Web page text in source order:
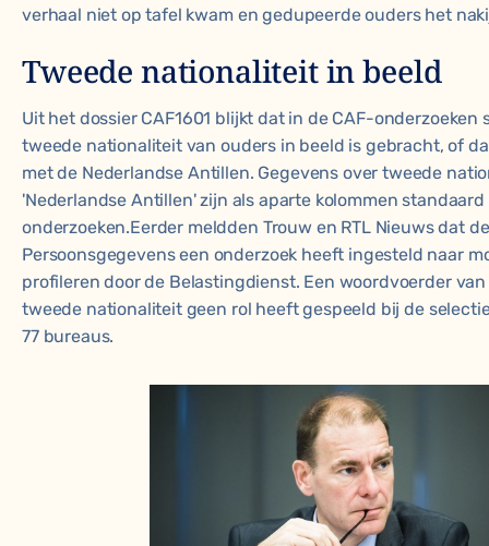
verhaal niet op tafel kwam en gedupeerde ouders het
Tweede nationaliteit in beeld
Uit het dossier CAF1601 blijkt dat in de CAF-onderzoeken
tweede nationaliteit van ouders in beeld is gebracht, of
met de Nederlandse Antillen. Gegevens over tweede
'Nederlandse Antillen' zijn als aparte kolommen
onderzoeken.Eerder meldden Trouw en RTL Nieuws dat
Persoonsgegevens een onderzoek heeft ingesteld naar
profileren door de Belastingdienst. Een woordvoerder
tweede nationaliteit geen rol heeft gespeeld bij de
77 bureaus.